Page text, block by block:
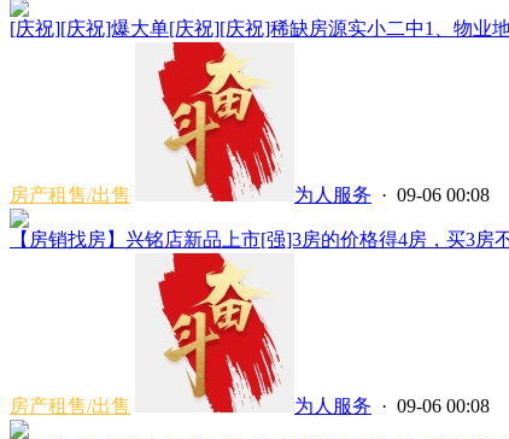
[庆祝][庆祝]爆大单[庆祝][庆祝]稀缺房源实小二中1、物业
房产租售/出售 为人服务 · 09-06 00:08
【房销找房】兴铭店新品上市[强]3房的价格得4房，买3房
房产租售/出售 为人服务 · 09-06 00:08